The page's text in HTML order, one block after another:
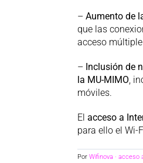
– Aumento de
que las
acceso
– Inclusión de
la MU-MIMO,
móviles.
El acceso a
para ello el Wi-
Por Wifinova · acceso